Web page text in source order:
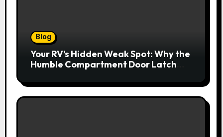
Blog
Your RV’s Hidden Weak Spot: Why the
Humble Compartment Door Latch